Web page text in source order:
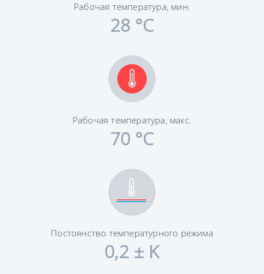
Рабочая температура, мин.
28 °C
Рабочая температура, макс.
70 °C
Постоянство температурного режима
0,2 ± K